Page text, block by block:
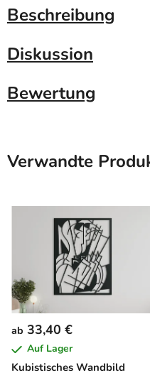
Beschreibung
Diskussion
Bewertung
Verwandte
Kubistisches Wandbild
ab 33,40 €
Auf Lager